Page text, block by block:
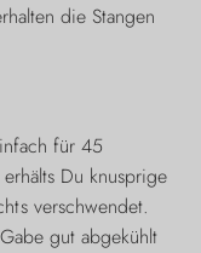
die Stangen
für 45
Du knusprige
verschwendet.
gut abgekühlt